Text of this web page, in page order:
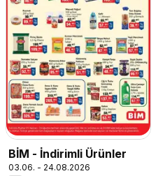
BİM - İndirimli Ürünler
03.06. - 24.08.2026